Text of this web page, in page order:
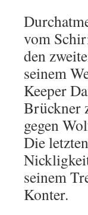
vom
den
seinem
Keeper
Brückner
gegen
Die
seinem
Konter.